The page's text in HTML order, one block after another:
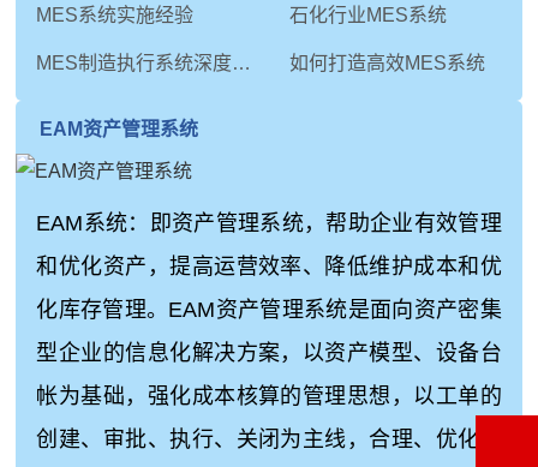
MES系统实施经验
MES制造执行系统深度解析：从技术内核到未来演进
石化行业MES系统
如何打造高效MES系统
EAM资产管理系统
EAM系统：即资产管理系统，帮助企业有效管理
和优化资产，提高运营效率、降低维护成本和优
化库存管理。EAM资产管理系统是面向资产密集
型企业的信息化解决方案，以资产模型、设备台
帐为基础，强化成本核算的管理思想，以工单的
创建、审批、执行、关闭为主线，合理、优化地